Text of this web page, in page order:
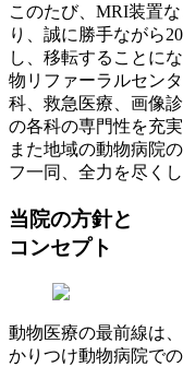
このたび、MRI装置
り、誠に勝手ながら
し、移転することに
物リファーラルセン
科、救急医療、画像
の各科の専門性を充
また地域の動物病院
フ一同、全力を尽く
当院の方針と
コンセプト
動物医療の最前線は
かりつけ動物病院で